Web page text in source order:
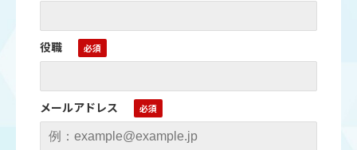
役職
メールアドレス